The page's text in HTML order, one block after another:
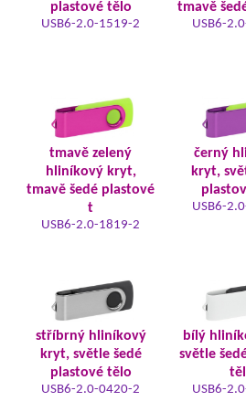
plastové tělo
USB6-2.0-1519-2
tmavě
USB6-
tmavě zelený
hliníkový kryt,
tmavě šedé plastové
t
USB6-2.0-1819-2
černý
kryt,
USB6-
stříbrný hliníkový
kryt, světle šedé
plastové tělo
USB6-2.0-0420-2
bílý
světle
USB6-